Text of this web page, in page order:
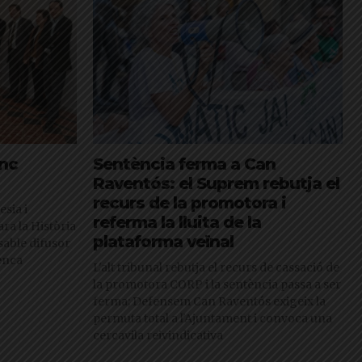
i
la Història
difusor
Sentència ferma a Can
Raventós: el Suprem rebutja el
recurs de la promotora i
referma la lluita de la
plataforma veïnal
L'alt tribunal rebutja el recurs de cassació de
la promotora CORP i la sentència passa a ser
ferma; Defensem Can Raventós exigeix la
permuta total a l'Ajuntament i convoca una
cercavila reivindicativa